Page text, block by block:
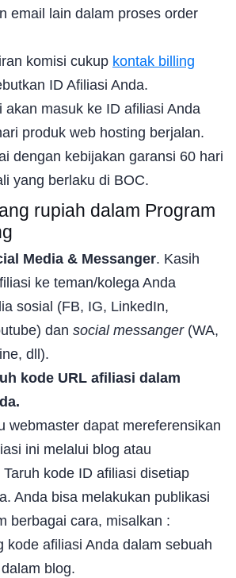
email lain dalam proses order
komisi cukup kontak billing
ID Afiliasi Anda.
akan masuk ke ID afiliasi Anda
produk web hosting berjalan.
dengan kebijakan garansi 60 hari
yang berlaku di BOC.
rupiah dalam Program
Media & Messanger. Kasih
ke teman/kolega Anda
sosial (FB, IG, LinkedIn,
dan social messanger(WA,
dll).
kode URL afiliasi dalam
webmaster dapat mereferensikan
ini melalui blog atau
kode ID afiliasi disetiap
Anda bisa melakukan publikasi
berbagai cara, misalkan :
kode afiliasi Anda dalam sebuah
blog.